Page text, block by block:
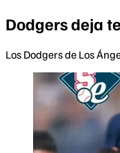
Dodgers deja
Los Dodgers de Los